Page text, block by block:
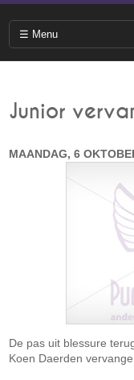
Junior
MAANDAG, 6
De pas uit blessure
Koen Daerden